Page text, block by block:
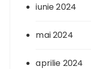
iunie 2024
mai 2024
aprilie 2024